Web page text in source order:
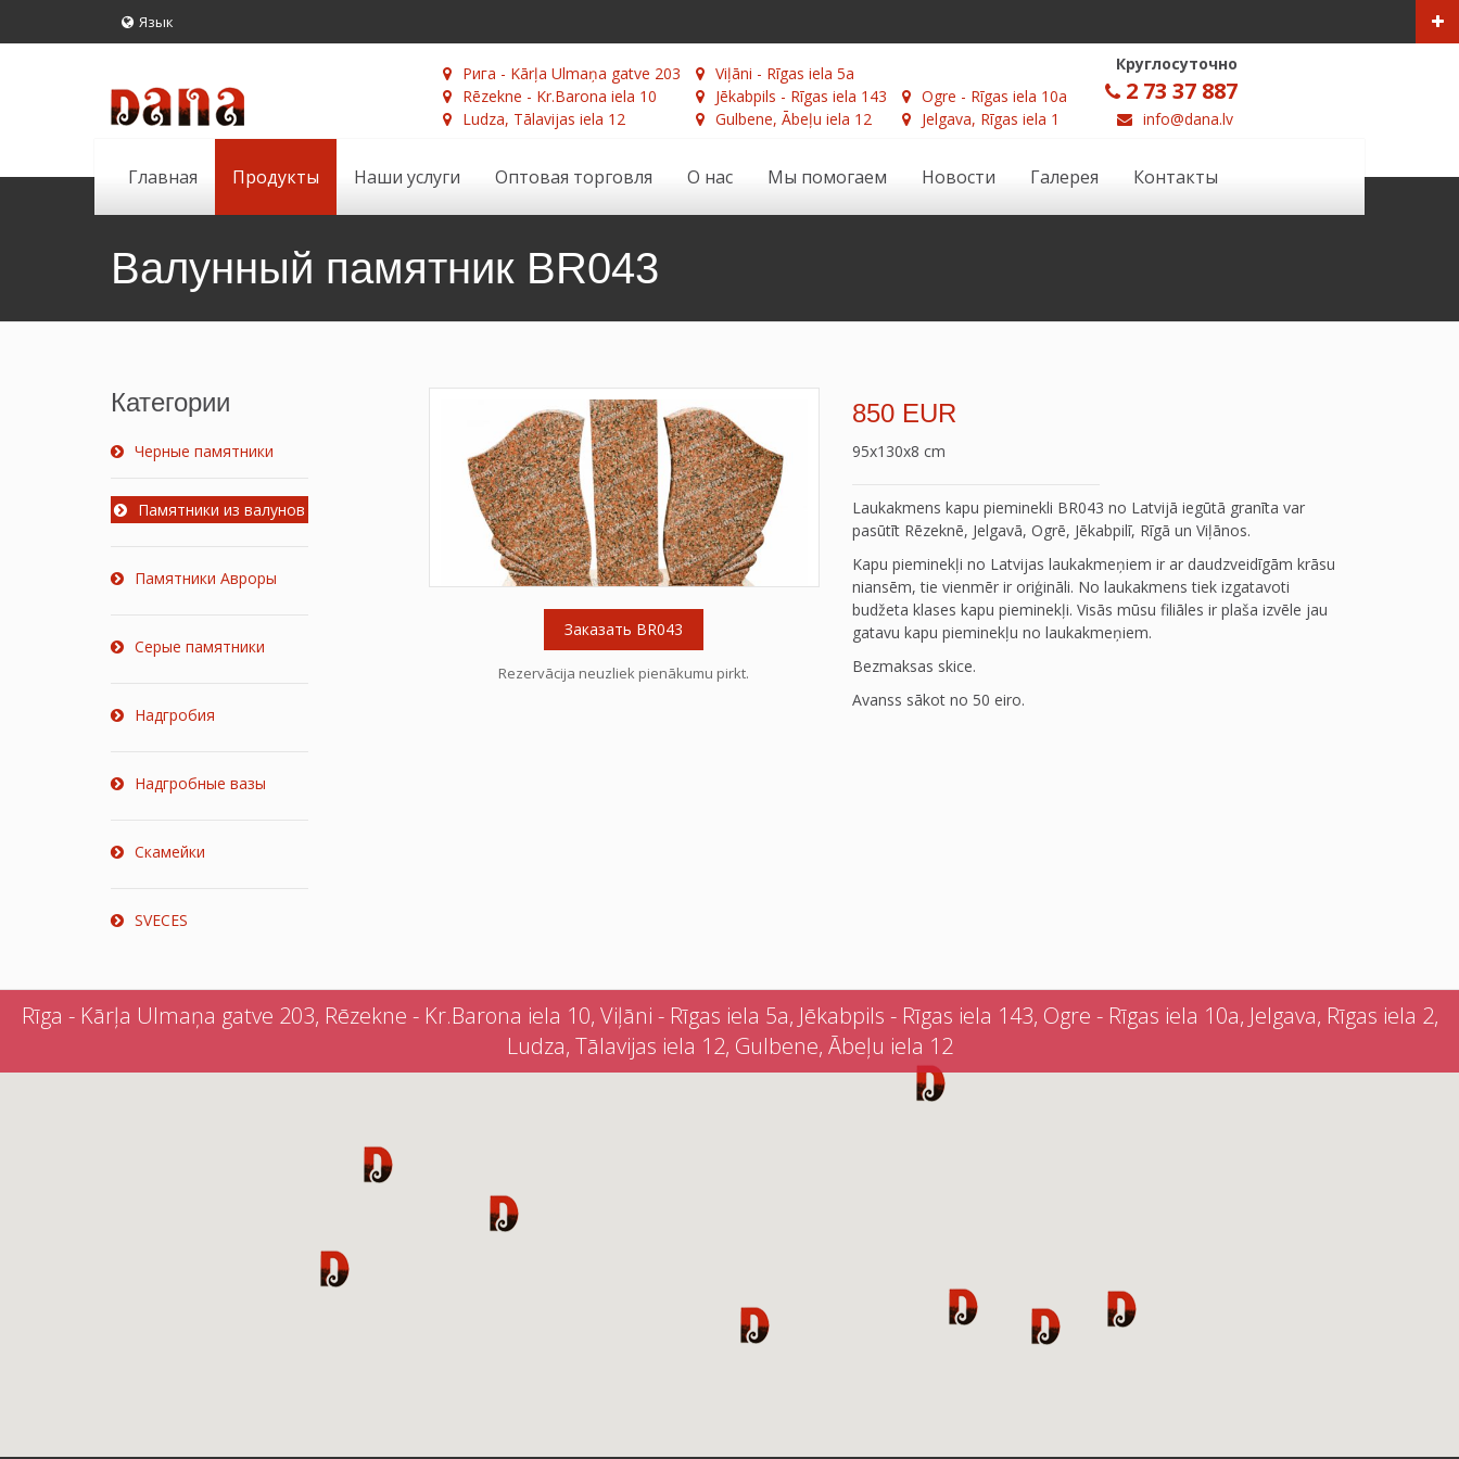
Язык
Рига - Kārļa Ulmaņa gatve 203
Rēzekne - Kr.Barona iela 10
Ludza, Tālavijas iela 12
Viļāni - Rīgas iela 5a
Jēkabpils - Rīgas iela 143
Gulbene, Ābeļu iela 12
Ogre - Rīgas iela 10a
Jelgava, Rīgas iela 1
Круглосуточно
2 73 37 887
info@dana.lv
Главная Продукты Наши услуги Оптовая торговля О нас Мы помогаем Новости Галерея Контакты
Валунный памятник BR043
Категории
Черные памятники
Памятники из валунов
Памятники Авроры
Серые памятники
Надгробия
Надгробные вазы
Скамейки
SVECES
Заказать BR043
Rezervācija neuzliek pienākumu pirkt.
850 EUR
95x130x8 cm
Laukakmens kapu pieminekli BR043 no Latvijā iegūtā granīta var
pasūtīt Rēzeknē, Jelgavā, Ogrē, Jēkabpilī, Rīgā un Viļānos.
Kapu pieminekļi no Latvijas laukakmeņiem ir ar daudzveidīgām krāsu
niansēm, tie vienmēr ir oriģināli. No laukakmens tiek izgatavoti
budžeta klases kapu pieminekļi. Visās mūsu filiāles ir plaša izvēle jau
gatavu kapu pieminekļu no laukakmeņiem.
Bezmaksas skice.
Avanss sākot no 50 eiro.
Rīga - Kārļa Ulmaņa gatve 203, Rēzekne - Kr.Barona iela 10, Viļāni - Rīgas iela 5a, Jēkabpils - Rīgas iela 143, Ogre - Rīgas iela 10a, Jelgava, Rīgas iela 2,
Ludza, Tālavijas iela 12, Gulbene, Ābeļu iela 12